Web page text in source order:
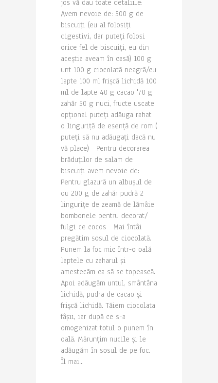
jos vă dau toate detaliile:
Avem nevoie de: 500 g de
biscuiți (eu al folosiți
digestivi, dar puteți folosi
orice fel de biscuiți, eu din
aceștia aveam în casă) 100 g
unt 100 g ciocolată neagră/cu
lapte 100 ml frișcă lichidă 100
ml de lapte 40 g cacao '70 g
zahăr 50 g nuci, fructe uscate
opțional puteți adăuga rahat
o linguriță de esență de rom (
puteți să nu adăugați dacă nu
vă place) Pentru decorarea
brăduților de salam de
biscuiți avem nevoie de:
Pentru glazură un albușul de
ou 200 g de zahăr pudră 2
lingurițe de zeamă de lămâie
bombonele pentru decorat/
fulgi ce cocos Mai întâi
pregătim sosul de ciocolată.
Punem la foc mic într-o oală
laptele cu zaharul și
amestecăm ca să se topească.
Apoi adăugăm untul, smântâna
lichidă, pudra de cacao și
frișcă lichidă. Tăiem ciocolata
fâșii, iar după ce s-a
omogenizat totul o punem în
oală. Mărunțim nucile și le
adăugăm în sosul de pe foc.
Îl mai...